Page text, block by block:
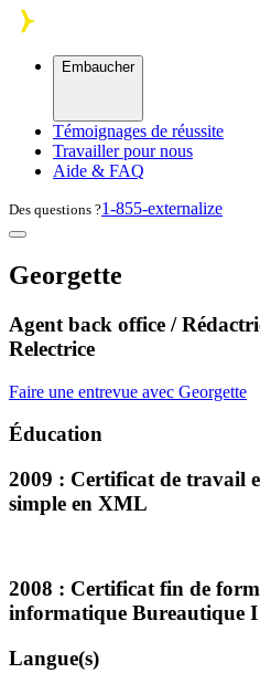
Skip to main content
Embaucher
Témoignages de réussite
Travailler pour nous
Aide & FAQ
Des questions ?1-855-externalize
Georgette
Agent back office /
Relectrice
Faire une entrevue avec Georgette
Éducation
2009 : Certificat de travail
simple en XML
2008 : Certificat fin de
informatique Bureautique
Langue(s)